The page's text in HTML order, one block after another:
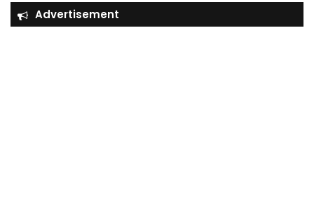
Advertisement